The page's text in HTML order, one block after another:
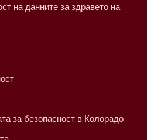
на данните за здравето на
за безопасност в Колорадо